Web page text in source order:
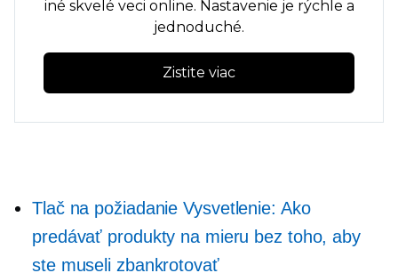
iné skvelé veci online. Nastavenie je rýchle a
jednoduché.
Zistite viac
Tlač na požiadanie Vysvetlenie: Ako
predávať produkty na mieru bez toho, aby
ste museli zbankrotovať